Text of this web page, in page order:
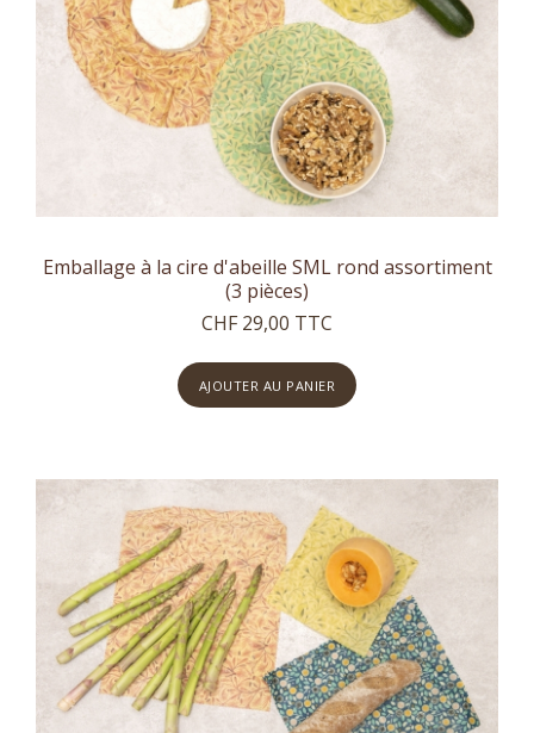
Emballage à la cire d'abeille SML rond assortiment
(3 pièces)
CHF 29,00 TTC
AJOUTER AU PANIER